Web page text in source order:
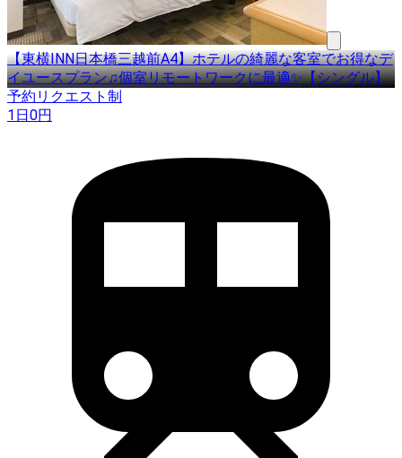
【東横INN日本橋三越前A4】ホテルの綺麗な客室でお得なデ
イユースプラン♫個室リモートワークに最適✨【シングル】
予約リクエスト制
1日0円